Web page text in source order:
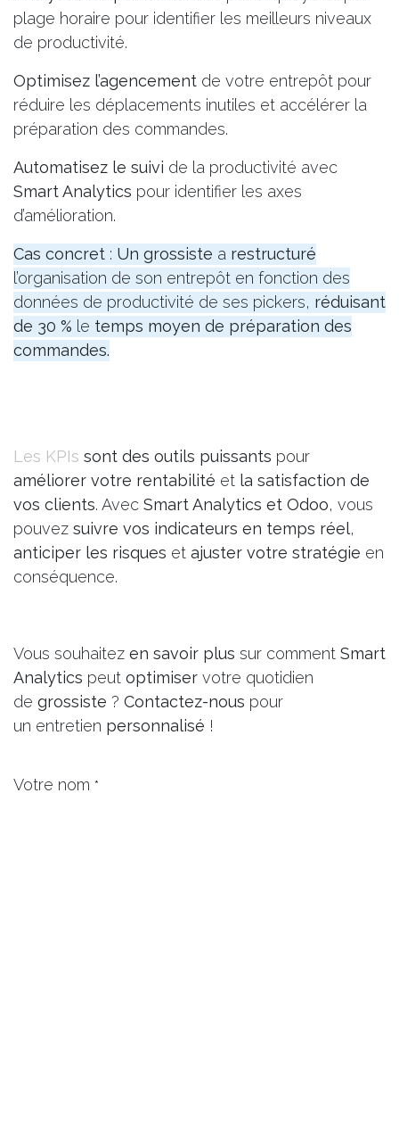
plage horaire pour identifier les meilleurs niveaux
de productivité.
Optimisez l’agencement de votre entrepôt pour
réduire les déplacements inutiles et accélérer la
préparation des commandes.
Automatisez le suivi de la productivité avec
Smart Analytics pour identifier les axes
d’amélioration.
Cas concret : Un grossiste a restructuré
l’organisation de son entrepôt en fonction des
données de productivité de ses pickers, réduisant
de 30 % le temps moyen de préparation des
commandes.
Les KPIs sont des outils puissants pour
améliorer votre rentabilité et la satisfaction de
vos clients. Avec Smart Analytics et Odoo, vous
pouvez suivre vos indicateurs en temps réel,
anticiper les risques et ajuster votre stratégie en
conséquence.
Vous souhaitez en savoir plus sur comment Smart
Analytics peut optimiser votre quotidien
de grossiste ? Contactez-nous pour
un entretien personnalisé !
Votre nom *